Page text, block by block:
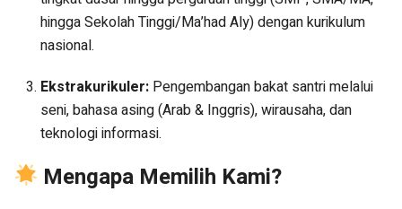
hingga Sekolah Tinggi/Ma’had Aly) dengan kurikulum
nasional.
Ekstrakurikuler: Pengembangan bakat santri melalui
seni, bahasa asing (Arab & Inggris), wirausaha, dan
teknologi informasi.
Mengapa Memilih Kami?